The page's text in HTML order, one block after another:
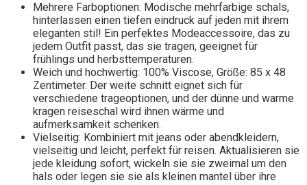
Mehrere Farboptionen: Modische mehrfarbige schals,
hinterlassen einen tiefen eindruck auf jeden mit ihrem
eleganten stil! Ein perfektes Modeaccessoire, das zu
jedem Outfit passt, das sie tragen, geeignet für
frühlings und herbsttemperaturen.
Weich und hochwertig: 100% Viscose, Größe: 85 x 48
Zentimeter. Der weite schnitt eignet sich für
verschiedene trageoptionen, und der dünne und warme
kragen reiseschal wird ihnen wärme und
aufmerksamkeit schenken.
Vielseitig: Kombiniert mit jeans oder abendkleidern,
vielseitig und leicht, perfekt für reisen. Aktualisieren sie
jede kleidung sofort, wickeln sie sie zweimal um den
hals oder legen sie sie als kleinen mantel über ihre